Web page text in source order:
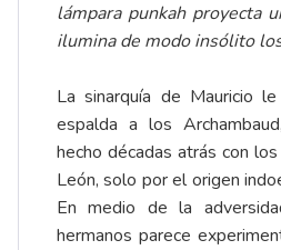
lámpara punkah proyecta
ilumina de modo insólito
La sinarquía de Mauricio
espalda a los
hecho décadas atrás con
León, solo por el origen
En medio de la
hermanos parece